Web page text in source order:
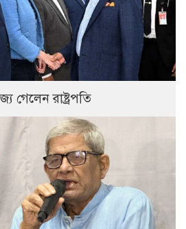
গেলেন রাষ্ট্রপতি